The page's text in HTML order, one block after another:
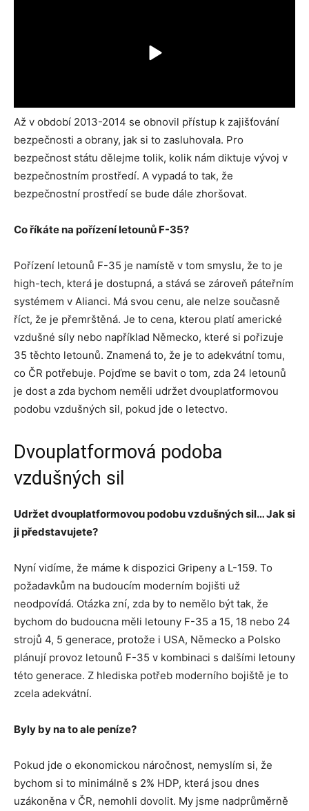
Až v období 2013-2014 se obnovil přístup k zajišťování
bezpečnosti a obrany, jak si to zasluhovala. Pro
bezpečnost státu dělejme tolik, kolik nám diktuje vývoj v
bezpečnostním prostředí. A vypadá to tak, že
bezpečnostní prostředí se bude dále zhoršovat.
Co říkáte na pořízení letounů F-35?
Pořízení letounů F-35 je namístě v tom smyslu, že to je
high-tech, která je dostupná, a stává se zároveň páteřním
systémem v Alianci. Má svou cenu, ale nelze současně
říct, že je přemrštěná. Je to cena, kterou platí americké
vzdušné síly nebo například Německo, které si pořizuje
35 těchto letounů. Znamená to, že je to adekvátní tomu,
co ČR potřebuje. Pojďme se bavit o tom, zda 24 letounů
je dost a zda bychom neměli udržet dvouplatformovou
podobu vzdušných sil, pokud jde o letectvo.
Dvouplatformová podoba
vzdušných sil
Udržet dvouplatformovou podobu vzdušných sil… Jak si
ji představujete?
Nyní vidíme, že máme k dispozici Gripeny a L-159. To
požadavkům na budoucím moderním bojišti už
neodpovídá. Otázka zní, zda by to nemělo být tak, že
bychom do budoucna měli letouny F-35 a 15, 18 nebo 24
strojů 4, 5 generace, protože i USA, Německo a Polsko
plánují provoz letounů F-35 v kombinaci s dalšími letouny
této generace. Z hlediska potřeb moderního bojiště je to
zcela adekvátní.
Byly by na to ale peníze?
Pokud jde o ekonomickou náročnost, nemyslím si, že
bychom si to minimálně s 2% HDP, která jsou dnes
uzákoněna v ČR, nemohli dovolit. My jsme nadprůměrně